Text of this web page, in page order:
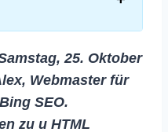
25. Oktober
Webmaster für
SEO.
zu u HTML